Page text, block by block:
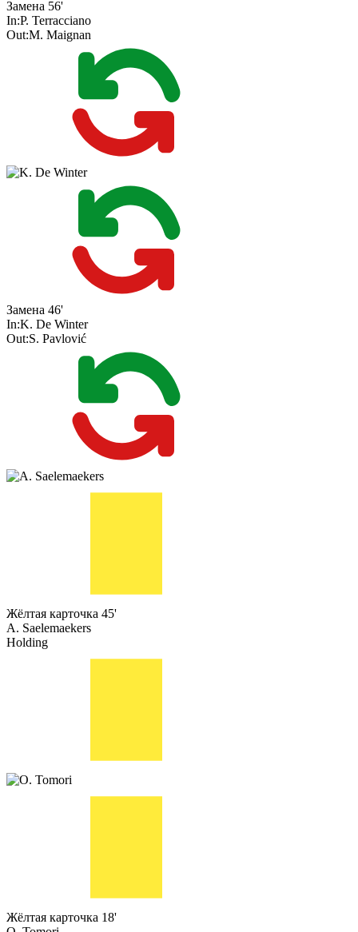
Замена 56'
In:P. Terracciano
Out:M. Maignan
Замена 46'
In:K. De Winter
Out:S. Pavlović
Жёлтая карточка 45'
A. Saelemaekers
Holding
Жёлтая карточка 18'